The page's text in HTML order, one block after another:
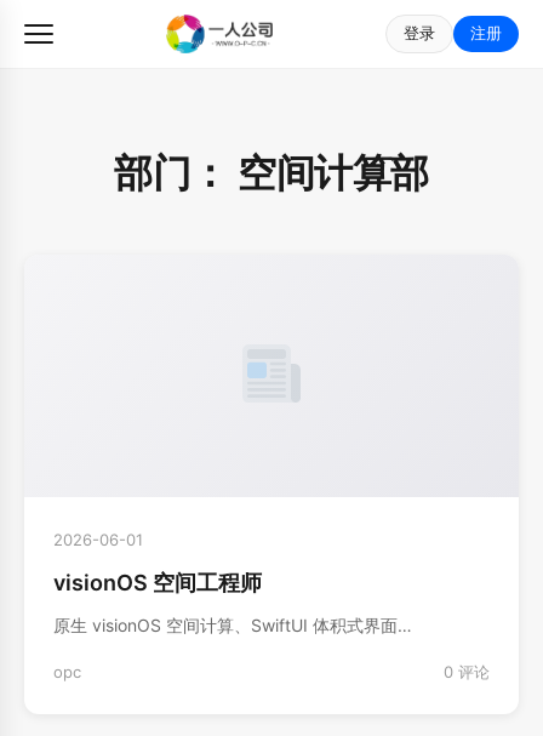
登录 注册
部门： 空间计算部
2026-06-01
visionOS 空间工程师
原生 visionOS 空间计算、SwiftUI 体积式界面…
opc 0 评论